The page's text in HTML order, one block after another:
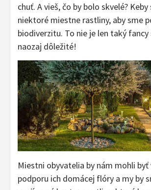
chuť. A vieš, čo by bolo skvelé?
niektoré miestne rastliny, aby sme
biodiverzitu. To nie je len taký
naozaj dôležité!
Miestni obyvatelia by nám mohli byť
podporu ich domácej flóry a my by